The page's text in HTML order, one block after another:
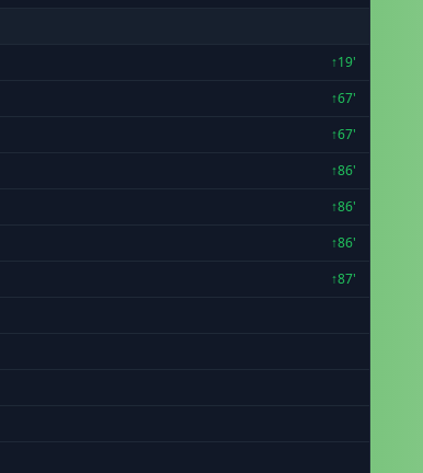
↑19'
↑67'
↑67'
↑86'
↑86'
↑86'
↑87'